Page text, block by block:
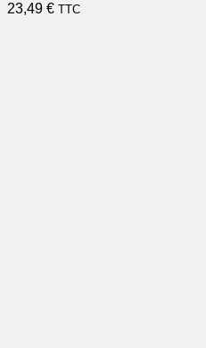
23,49 € TTC